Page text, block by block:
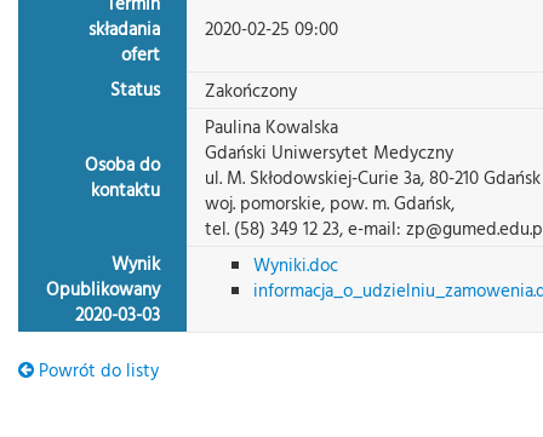
składania
ofert
2020-02-25 09:00
Status Zakończony
Osoba do
kontaktu
Paulina Kowalska
Gdański Uniwersytet Medyczny
ul. M. Skłodowskiej-Curie 3a, 80-210 Gdańsk
woj. pomorskie, pow. m. Gdańsk,
tel. (58) 349 12 23, e-mail:
Wynik
Opublikowany
2020-03-03
Wyniki.doc
Powrót do listy